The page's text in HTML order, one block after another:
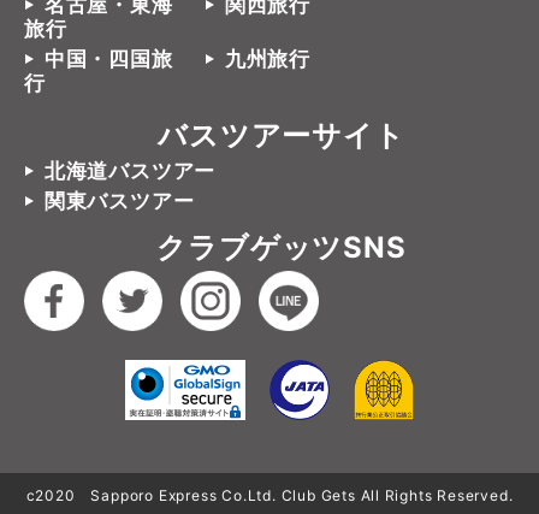
名古屋・東海
旅行
関西旅行
中国・四国旅
行
九州旅行
バスツアーサイト
北海道バスツアー
関東バスツアー
クラブゲッツSNS
c2020 Sapporo Express Co.Ltd. Club Gets All Rights Reserved.